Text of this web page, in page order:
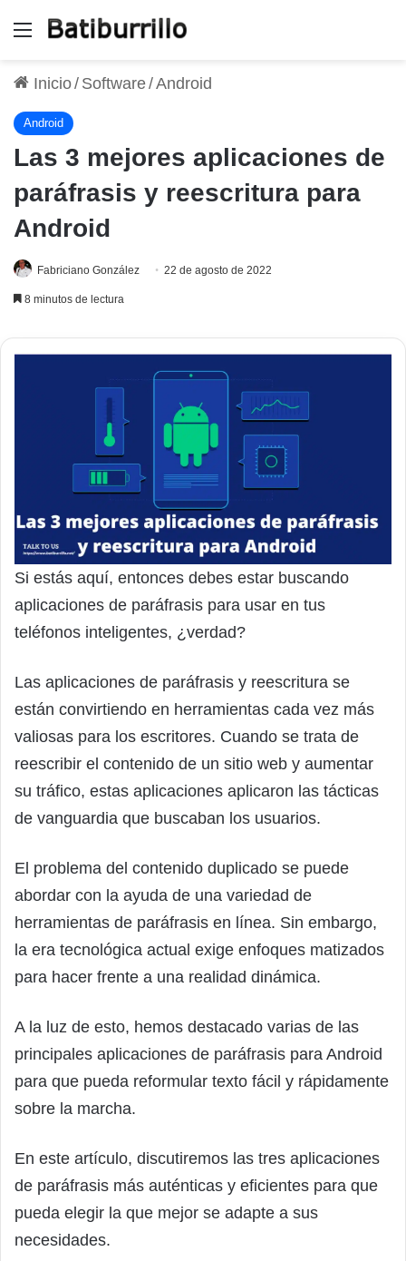
Menú
Inicio/ Software/Android
Android
Las 3 mejores aplicaciones de
paráfrasis y reescritura para
Android
Fabriciano González 22 de agosto de 2022
8 minutos de lectura
Si estás aquí, entonces debes estar buscando
aplicaciones de paráfrasis para usar en tus
teléfonos inteligentes, ¿verdad?
Las aplicaciones de paráfrasis y reescritura se
están convirtiendo en herramientas cada vez más
valiosas para los escritores. Cuando se trata de
reescribir el contenido de un sitio web y aumentar
su tráfico, estas aplicaciones aplicaron las tácticas
de vanguardia que buscaban los usuarios.
El problema del contenido duplicado se puede
abordar con la ayuda de una variedad de
herramientas de paráfrasis en línea. Sin embargo,
la era tecnológica actual exige enfoques matizados
para hacer frente a una realidad dinámica.
A la luz de esto, hemos destacado varias de las
principales aplicaciones de paráfrasis para Android
para que pueda reformular texto fácil y rápidamente
sobre la marcha.
En este artículo, discutiremos las tres aplicaciones
de paráfrasis más auténticas y eficientes para que
pueda elegir la que mejor se adapte a sus
necesidades.